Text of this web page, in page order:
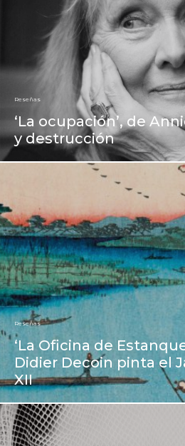
Reseñas
‘La ocupación’, de
y destrucción
Reseñas
‘La Oficina de
Didier Decoin pinta el
XII